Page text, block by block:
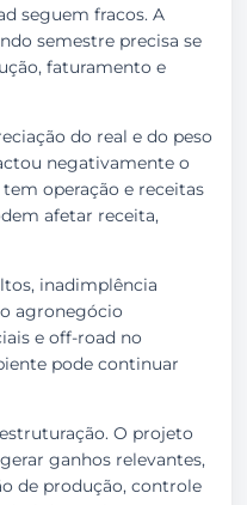
seguem fracos. A
semestre precisa se
faturamento e
do real e do peso
negativamente o
operação e receitas
afetar receita,
inadimplência
agronegócio
e off-road no
pode continuar
O projeto
ganhos relevantes,
de produção, controle